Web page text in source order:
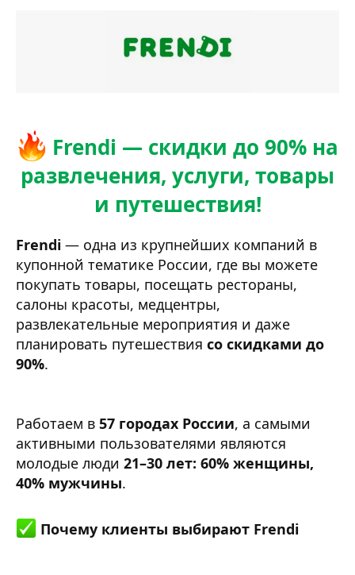
Frendi — скидки до 90% на
развлечения, услуги, товары
и путешествия!
Frendi — одна из крупнейших компаний в
купонной тематике России, где вы можете
покупать товары, посещать рестораны,
салоны красоты, медцентры,
развлекательные мероприятия и даже
планировать путешествия со скидками до
90%.
Работаем в 57 городах России, а самыми
активными пользователями являются
молодые люди 21–30 лет: 60% женщины,
40% мужчины.
Почему клиенты выбирают Frendi